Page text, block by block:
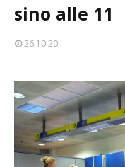
sino alle 11
26.10.20